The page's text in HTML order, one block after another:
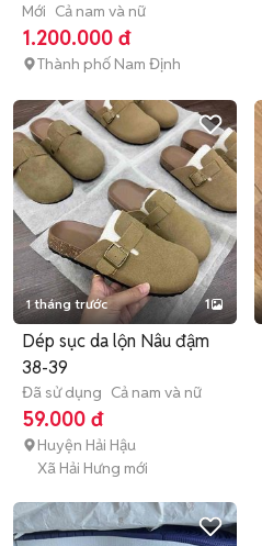
Mới Cả nam và nữ
1.200.000 đ
Thành phố Nam Định
1 tháng trước 1
Dép sục da lộn Nâu đậm
38-39
Đã sử dụng Cả nam và nữ
59.000 đ
Huyện Hải Hậu
Xã Hải Hưng mới